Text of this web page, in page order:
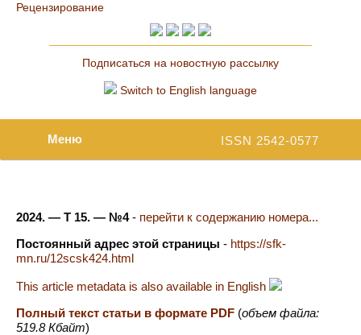
Рецензирование
Подписаться на новостную рассылку
Switch to English language
ISSN 2542-0577
Меню
2024. — Т 15. — №4- перейти к содержанию номера...
Постоянный адрес этой страницы - https://sfk-
mn.ru/12scsk424.html
This article metadata is also available in English
Полный текст статьи в формате PDF (объем файла:
519.8 Кбайт)